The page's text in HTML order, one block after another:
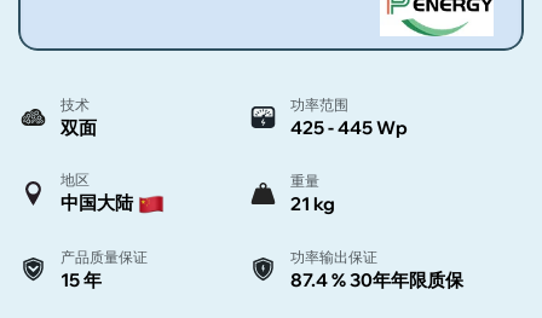
技术
双面
功率范围
425 - 445 Wp
地区
中国大陆
重量
21 kg
产品质量保证
15 年
功率输出保证
87.4 % 30年年限质保